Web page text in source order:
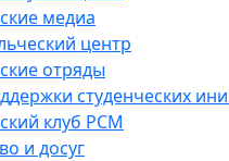
медиа
центр
отряды
студенческих
клуб РСМ
и досуг